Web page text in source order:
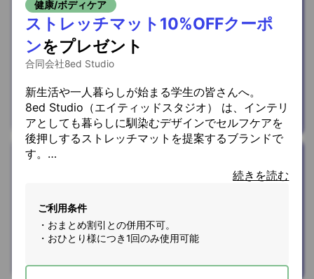
プログラミング
能力検定 テキス
ト言語（レベル
1）受験料を
30%OFF
株式会社プログラミング総合研究所
ファッション
50％OFFクーポ
ンをプレゼント
健康/ボディケア
ストレッチマット10%OFFクーポ
ンをプレゼント
合同会社8ed Studio
新生活や一人暮らしが始まる学生の皆さんへ。
8ed Studio（エイティッドスタジオ） は、インテリ
アとしても暮らしに馴染むデザインでセルフケアを
後押しするストレッチマットを提案するブランドで
す。
お部屋に敷くだけで、勉強の合間やリラックスタイ
学生様の新生活を応援して、公式オンラインストア
で使える「10%OFFクーポン」 をご用意しました！
続きを読む
ご利用条件
・ おまとめ割引との併用不可。
・ おひとり様につき1回のみ使用可能